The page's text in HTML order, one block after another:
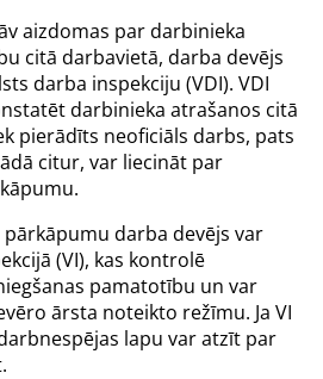
aizdomas par darbinieka
citā darbavietā, darba devējs
darba inspekciju (VDI). VDI
darbinieka atrašanos citā
pierādīts neoficiāls darbs, pats
citur, var liecināt par
darba devējs var
(VI), kas kontrolē
pamatotību un var
ārsta noteikto režīmu. Ja VI
lapu var atzīt par